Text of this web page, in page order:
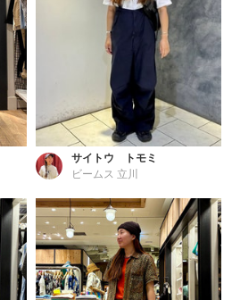
サイトウ トモミ
ビームス 立川